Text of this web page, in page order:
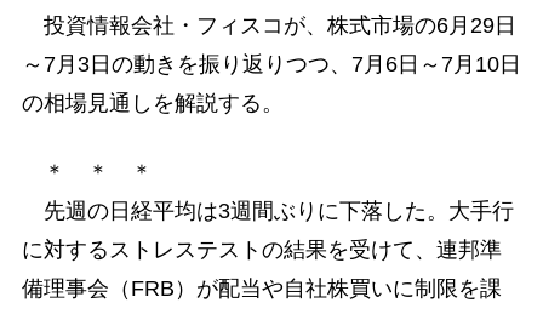
投資情報会社・フィスコが、株式市場の6月29日
～7月3日の動きを振り返りつつ、7月6日～7月10日
の相場見通しを解説する。
＊ ＊ ＊
先週の日経平均は3週間ぶりに下落した。大手行
に対するストレステストの結果を受けて、連邦準
備理事会（FRB）が配当や自社株買いに制限を課